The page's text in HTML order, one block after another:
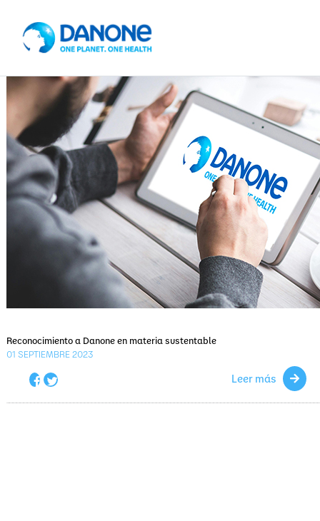
Reconocimiento a Danone en materia sustentable
01 SEPTIEMBRE 2023
Leer más